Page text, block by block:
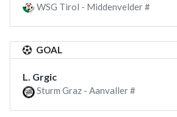
WSG Tirol - Middenvelder #
GOAL
L. Grgic
Sturm Graz - Aanvaller #